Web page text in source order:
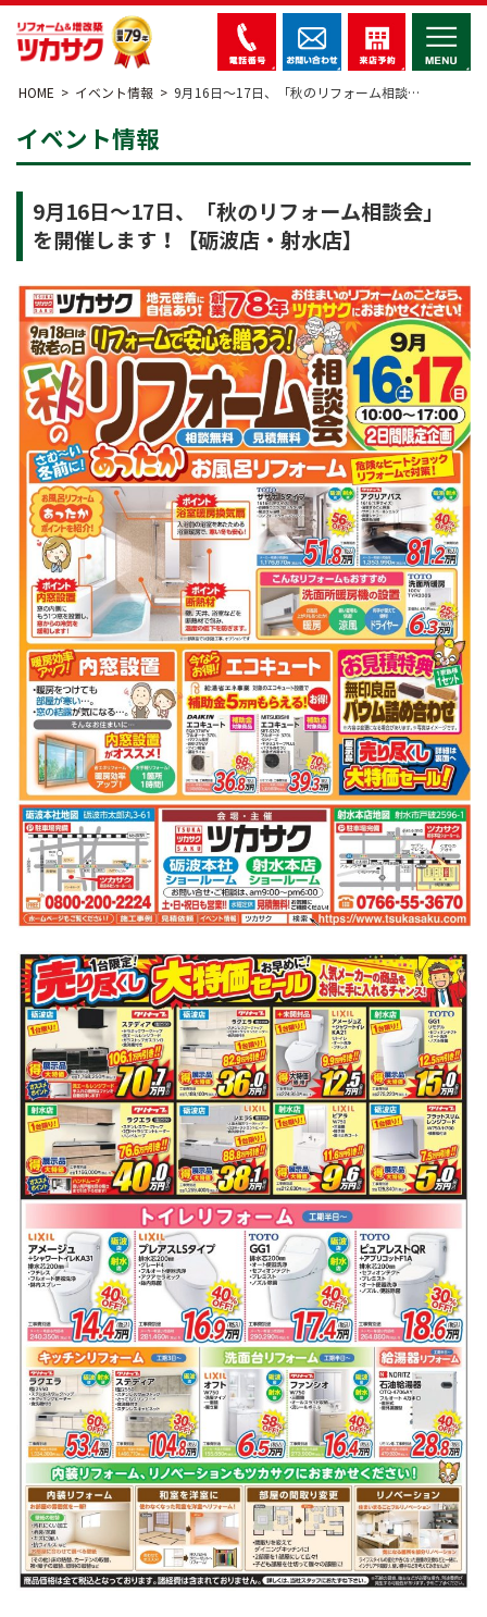
HOME イベント情報 9月16日～17日、「秋のリフォーム相談…
イベント情報
9月16日～17日、「秋のリフォーム相談会」
を開催します！【砺波店・射水店】